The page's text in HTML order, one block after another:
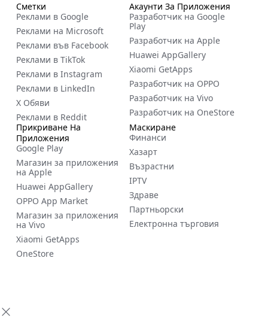
Сметки
Реклами в Google
Реклами на Microsoft
Реклами във Facebook
Реклами в TikTok
Реклами в Instagram
Реклами в LinkedIn
X Обяви
Реклами в Reddit
Маскиране
Финанси
Хазарт
Възрастни
IPTV
Здраве
Партньорски
Електронна търговия
Акаунти За Приложения
Разработчик на Google
Play
Разработчик на Apple
Huawei AppGallery
Xiaomi GetApps
Разработчик на OPPO
Разработчик на Vivo
Разработчик на OneStore
Прикриване На
Приложения
Google Play
Магазин за приложения
на Apple
Huawei AppGallery
OPPO App Market
Магазин за приложения
на Vivo
Xiaomi GetApps
OneStore